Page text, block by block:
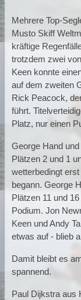
Mehrere Top-
Musto Skiff
kräftige
trotzdem zwei
Keen konnte
auf dem zweiten
Rick Peacock,
führt.
Platz, nur einen
George Hand
Plätzen 2 und 1
wetterbedingt
begann. George
Plätzen 11 und
Podium. Jon
Keen und Andy
etwas auf - blieb
Damit bleibt es
spannend.
Paul Dijkstra aus